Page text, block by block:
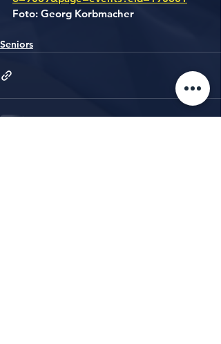
Foto: Georg Korbmacher
Seniors